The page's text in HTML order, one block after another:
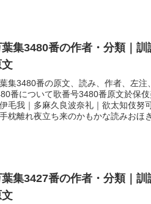
集3480番の作者・分類｜訓
文
集3480番の原文、読み、作者、左
番について歌番号3480番原文於保
毛我｜多麻久良波奈礼｜欲太知伎努
枕離れ夜立ち来のかもかな読みおほ
集3427番の作者・分類｜訓
文